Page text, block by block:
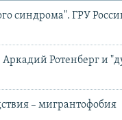
синдрома". ГРУ
Ротенберг и
– мигрантофобия